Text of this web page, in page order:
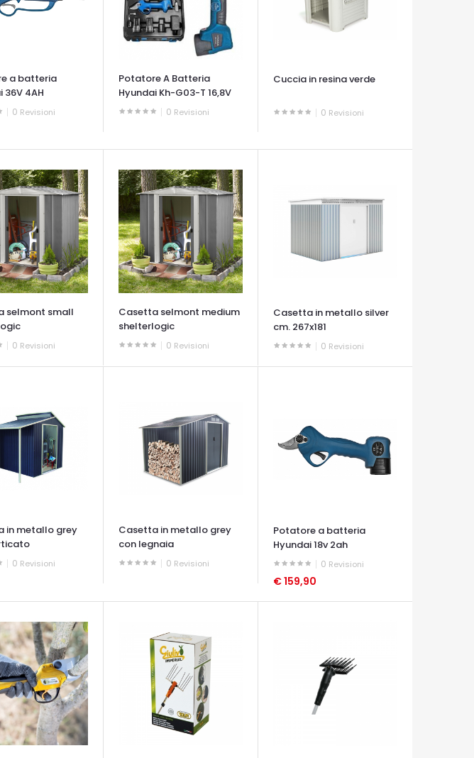
a batteria
36V 4AH
0 Revisioni
Potatore A Batteria
Hyundai Kh-G03-T 16,8V
0 Revisioni
Cuccia in resina verde
0 Revisioni
selmont small
0 Revisioni
VELOCE
Casetta selmont medium
shelterlogic
0 Revisioni
OCCHIATA VELOCE
Casetta in metallo silver
cm. 267x181
0 Revisioni
OCCHIATA VELOCE
in metallo grey
0 Revisioni
Casetta in metallo grey
con legnaia
0 Revisioni
Potatore a batteria
Hyundai 18v 2ah
0 Revisioni
€ 159,90
OCCHIATA VELOCE